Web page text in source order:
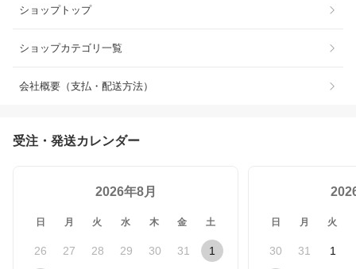
ショップトップ
ショップカテゴリ一覧
会社概要（支払・配送方法）
受注・発送カレンダー
2026年8月
日 月 火 水 木 金 土
26 27 28 29 30 31 1
日 月 火
30 31 1